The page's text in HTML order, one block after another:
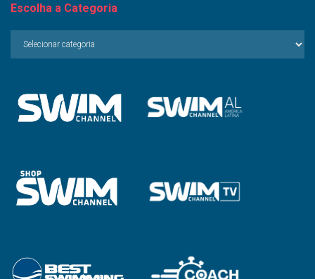
Escolha a Categoria